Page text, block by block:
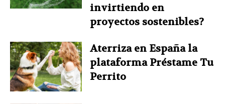
invirtiendo en
proyectos sostenibles?
Aterriza en España la
plataforma Préstame Tu
Perrito